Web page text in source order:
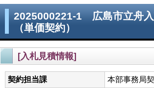
2025000221-1 広島市立舟
（単価契約）
[入札見積情報]
契約担当課
本部事務局